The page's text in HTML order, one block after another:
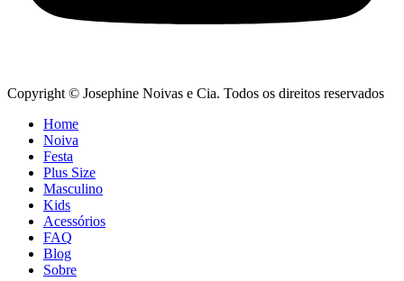
Copyright © Josephine Noivas e Cia. Todos os direitos reservados
Home
Noiva
Festa
Plus Size
Masculino
Kids
Acessórios
FAQ
Blog
Sobre